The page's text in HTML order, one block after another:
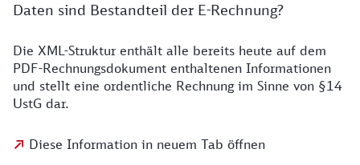
Daten sind Bestandteil der E-Rechnung?
Die XML-Struktur enthält alle bereits heute auf dem
PDF-Rechnungsdokument enthaltenen Informationen
und stellt eine ordentliche Rechnung im Sinne von §14
UstG dar.
Diese Information in neuem Tab öffnen